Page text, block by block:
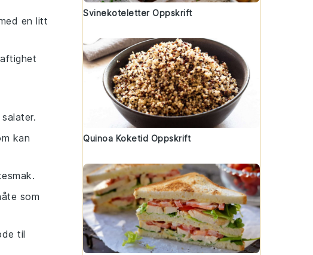
en litt
kan
som
til
Svinekoteletter Oppskrift
Quinoa Koketid Oppskrift